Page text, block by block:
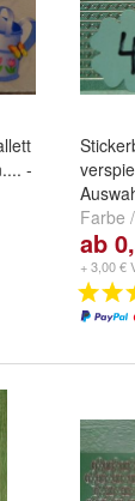
-
Farbe
1655
1990
ab
+ 3,00 €